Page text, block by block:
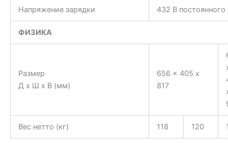
Напряжение зарядки 432 В
ФИЗИКА
Размер
Д x Ш x В (мм)
656 x 405 x
817
Вес нетто (кг) 118 120